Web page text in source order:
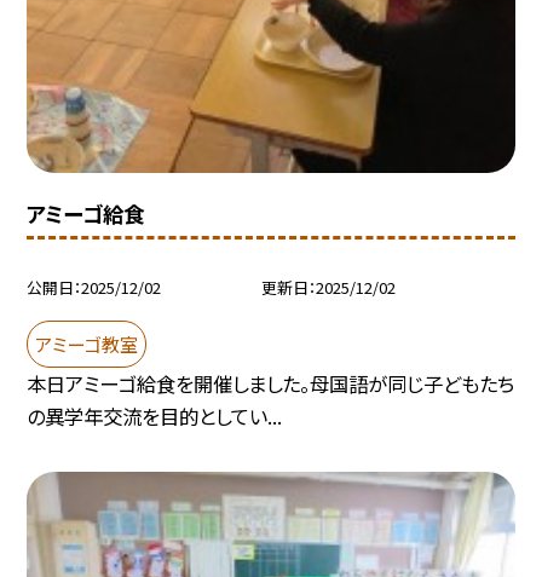
アミーゴ給食
公開日 2025/12/02 更新日 2025/12/02
アミーゴ教室
本日アミーゴ給食を開催しました。母国語が同じ子どもたち
の異学年交流を目的としてい...